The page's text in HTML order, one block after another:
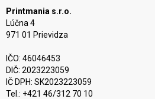
Printmania s.r.o.
Lúčna 4
971 01 Prievidza
IČO: 46046453
DIČ: 2023223059
IČ DPH: SK2023223059
Tel.: +421 46/312 70 10